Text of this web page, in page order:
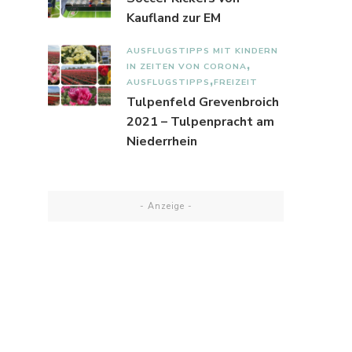
Kaufland zur EM
AUSFLUGSTIPPS MIT KINDERN
IN ZEITEN VON CORONA
AUSFLUGSTIPPS FREIZEIT
Tulpenfeld Grevenbroich
2021 – Tulpenpracht am
Niederrhein
- Anzeige -